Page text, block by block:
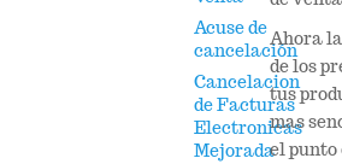
Ahora
de los
tus
mas
el punto
Acuse de
cancelación
Cancelacion
de Facturas
Electronicas
Mejorada